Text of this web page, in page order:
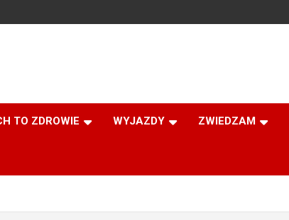
TO ZDROWIE WYJAZDY ZWIEDZAM